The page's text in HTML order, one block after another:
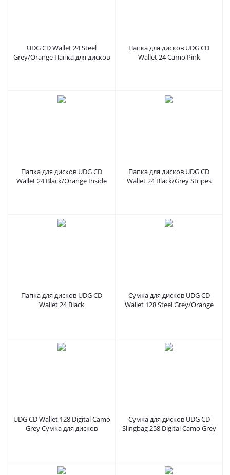
UDG CD Wallet 24 Steel
Grey/Orange Папка для дисков
Папка для дисков UDG CD
Wallet 24 Camo Pink
Папка для дисков UDG CD
Wallet 24 Black/Orange Inside
Папка для дисков UDG CD
Wallet 24 Black/Grey Stripes
Папка для дисков UDG CD
Wallet 24 Black
Сумка для дисков UDG CD
Wallet 128 Steel Grey/Orange
UDG CD Wallet 128 Digital Camo
Grey Сумка для дисков
Сумка для дисков UDG CD
Slingbag 258 Digital Camo Grey